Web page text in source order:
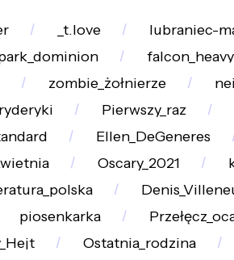
_t.love lubraniec-
falcon_heavy
zombie_żołnierze
Pierwszy_raz
Ellen_DeGeneres
Oscary_2021
piosenkarka
Ostatnia_rodzina